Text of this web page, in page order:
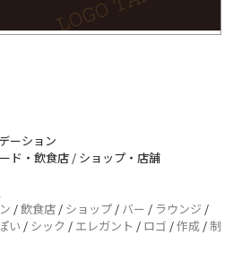
ーション
ド・飲食店 / ショップ・店舗
/飲食店 / ショップ / バー / ラウンジ /
い / シック / エレガント / ロゴ /作成 / 制